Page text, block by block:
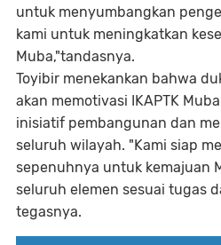
untuk menyumbangkan
kami untuk meningkatkan
Muba,"tandasnya.
Toyibir menekankan bahwa
akan memotivasi IKAPTK
inisiatif pembangunan dan
seluruh wilayah. "Kami siap
sepenuhnya untuk kemajuan
seluruh elemen sesuai tugas
tegasnya.